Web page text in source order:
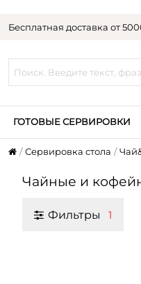
Бесплатная доставка от
ГОТОВЫЕ СЕРВИРОВКИ
Сервировка стола
Чайные и
Фильтры 1